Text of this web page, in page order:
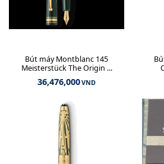
Bút máy Montblanc 145
Meisterstück The Origin ...
36,476,000VND